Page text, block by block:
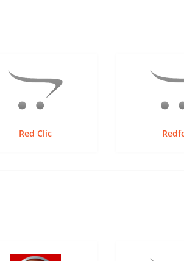
Red Clic